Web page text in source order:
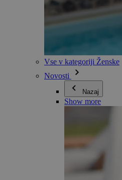
Vse v kategoriji Ženske
Novosti
Nazaj
Show more